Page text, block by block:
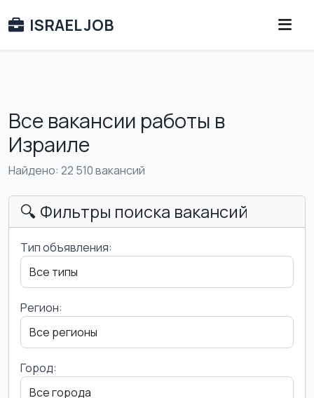
ISRAEL JOB
Все вакансии работы в
Израиле
Найдено: 22 510 вакансий
🔍 Фильтры поиска вакансий
Тип объявления:
Регион:
Город: